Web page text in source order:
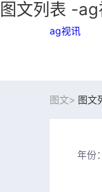
图文列表 -
ag视讯
图文> 图文
年份：